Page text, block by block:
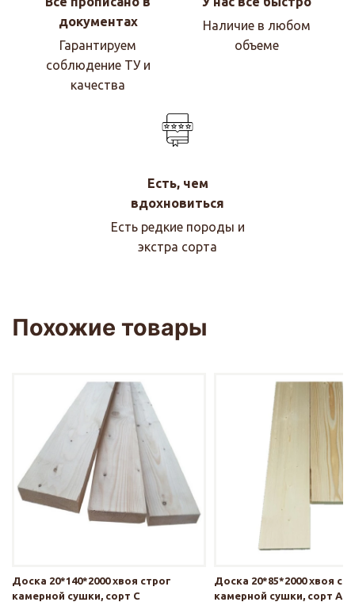
документах
Гарантируем
соблюдение ТУ и
качества
Наличие в любом
объеме
Есть, чем
вдохновиться
Есть редкие породы и
экстра сорта
Похожие товары
Доска 20*140*2000 хвоя строг
камерной сушки, сорт С
Доска 20*85*2000 хвоя
камерной сушки, сорт АВ